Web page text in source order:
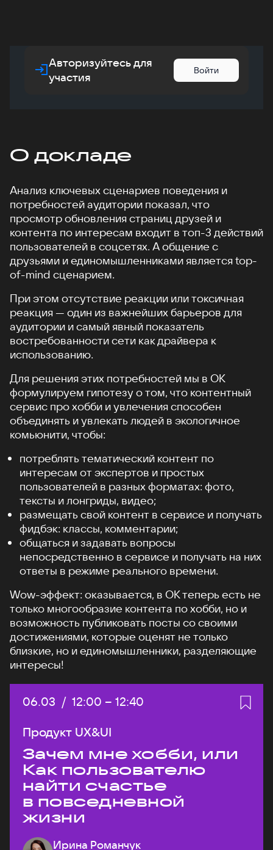
Авторизуйтесь для
участия
Войти
О докладе
Анализ ключевых сценариев поведения и
потребностей аудитории показал, что
просмотр обновления страниц друзей и
контента по интересам входит в топ-3 действий
пользователей в соцсетях. А общение с
друзьями и единомышленниками является top-
of-mind сценарием.
При этом отсутствие реакции или токсичная
реакция — один из важнейших барьеров для
аудитории и самый явный показатель
востребованности сети как драйвера к
использованию.
Для решения этих потребностей мы в ОК
формулируем гипотезу о том, что контентный
сервис про хобби и увлечения способен
объединять и увлекать людей в экологичное
комьюнити, чтобы:
потреблять тематический контент по
интересам от экспертов и простых
пользователей в разных форматах: фото,
тексты и лонгриды, видео;
размещать свой контент в сервисе и получать
фидбэк: классы, комментарии;
общаться и задавать вопросы
непосредственно в сервисе и получать на них
ответы в режиме реального времени.
Wow-эффект: оказывается, в ОК теперь есть не
только многообразие контента по хобби, но и
возможность публиковать посты со своими
достижениями, которые оценят не только
близкие, но и единомышленники, разделяющие
интересы!
Дата:
06.03 / Начало:
12:00 – Конец:
12:40
Продукт UX&UI
Зачем мне хобби, или
Как пользователю
найти счастье
в повседневной
жизни
Ирина Романчук